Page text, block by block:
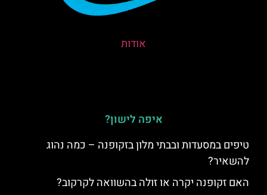
אודות
איפה לישון?
טיפים במסעדות ובבתי מלון בזקופנה – כמה נהוג
להשאיר?
האם זקופנה יקרה או זולה בהשוואה לקרקוב?